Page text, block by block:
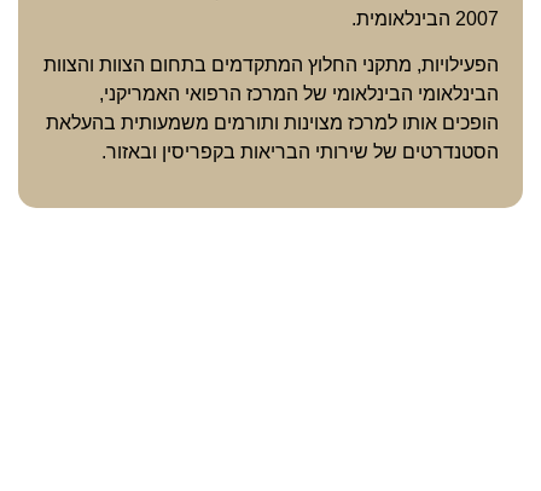
2007 הבינלאומית.
הפעילויות, מתקני החלוץ המתקדמים בתחום הצוות והצוות
הבינלאומי הבינלאומי של המרכז הרפואי האמריקני,
הופכים אותו למרכז מצוינות ותורמים משמעותית בהעלאת
הסטנדרטים של שירותי הבריאות בקפריסין ובאזור.